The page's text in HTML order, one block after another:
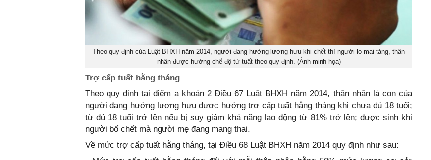
Theo quy định của Luật BHXH năm 2014, người đang hưởng lương hưu khi chết thì người lo mai táng, thân
nhân được hưởng chế độ tử tuất theo quy định. (Ảnh minh họa)
Trợ cấp tuất hằng tháng
Theo quy định tại điểm a khoản 2 Điều 67 Luật BHXH năm 2014, thân nhân là con của
người đang hưởng lương hưu được hưởng trợ cấp tuất hằng tháng khi chưa đủ 18 tuổi;
từ đủ 18 tuổi trở lên nếu bị suy giảm khả năng lao động từ 81% trở lên; được sinh khi
người bố chết mà người mẹ đang mang thai.
Về mức trợ cấp tuất hằng tháng, tại Điều 68 Luật BHXH năm 2014 quy định như sau: